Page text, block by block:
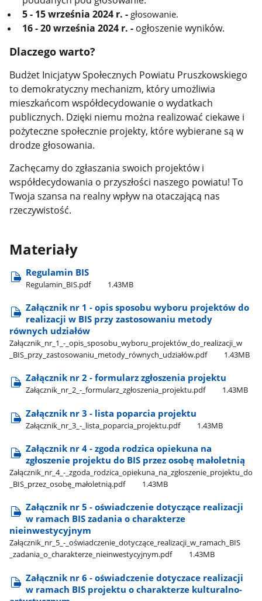
5 - 15 września 2024 r. -głosowanie.
16 - 20 września 2024 r. -ogłoszenie wyników.
Dlaczego warto?
Budżet Inicjatyw Społecznych Powiatu Pruszkowskiego
to demokratyczny mechanizm, który umożliwia
mieszkańcom współdecydowanie o wydatkach
publicznych. Dzięki niemu można realizować ciekawe i
pożyteczne społecznie projekty, które wybierane są w
drodze głosowania.
Zachęcamy do zgłaszania swoich projektów i
współdecydowania o przyszłości naszego powiatu! To
Twoja szansa na realny wpływ na otaczającą nas
rzeczywistość.
Materiały
Regulamin BIS
Regulamin​_BIS.pdf 1.43MB
Załącznik nr 1 - opis sposobu wyboru projektów do
realizacji w BIS przy zastosowaniu metody
równych udziałów
Załącznik​_nr​_1​_-​_opis​_sposobu​_wyboru​_projektów​_do​_realizacji​_w​
_BIS​_przy​_zastosowaniu​_metody​_równych​_udziałów.pdf
1.43MB
Załącznik nr 2 - formularz zgłoszenia projektu
Załącznik​_nr​_2​_-​_formularz​_zgłoszenia​_projektu.pdf 1.43MB
Załącznik nr 3 - lista poparcia projektu
Załącznik​_nr​_3​_-​_lista​_poparcia​_projektu.pdf 1.43MB
Załącznik nr 4 - zgoda rodzica opiekuna na
zgłoszenie projektu do BIS przez osobę małoletnią
Załącznik​_nr​_4​_-​_zgoda​_rodzica​_opiekuna​_na​_zgłoszenie​_projektu​_do​
_BIS​_przez​_osobę​_małoletnią.pdf
1.43MB
Załącznik nr 5 - oświadczenie dotyczące realizacji
w ramach BIS zadania o charakterze
nieinwestycyjnym
Załącznik​_nr​_5​_-​_oświadczenie​_dotyczące​_realizacji​_w​_ramach​_BIS​
_zadania​_o​_charakterze​_nieinwestycyjnym.pdf
1.43MB
Załącznik nr 6 - oświadczenie dotyczace realizacji
w ramach BIS projektu o charakterze kulturalno-